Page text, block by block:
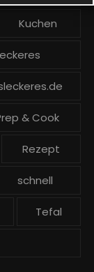
Kuchen
& Cook
Rezept
schnell
Tefal